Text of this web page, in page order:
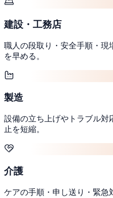
建設・工務店
職人の段取り・安全手順・現
を早める。
製造
設備の立ち上げやトラブル対
止を短縮。
介護
ケアの手順・申し送り・緊